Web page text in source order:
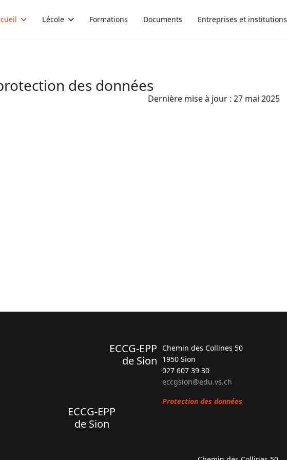
L'école Formations Documents Entreprises et institutions
des données
Dernière mise à jour : 27 mai 2025
ECCG-EPP
de Sion
ECCG-EPP
de Sion
Chemin des Collines 50
1950 Sion
027 607 39 30
eccgsion@edu.vs.ch
Protection des données